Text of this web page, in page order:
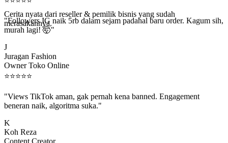
Cerita nyata dari reseller & pemilik bisnis yang sudah
merasakannya.
"Followers IG naik 5rb dalam sejam padahal baru order. Kagum sih,
murah lagi! 🤯"
Juragan Fashion
Owner Toko Online
⭐⭐⭐⭐ ⭐
beneran naik, algoritma suka."
Koh Reza
Content Creator